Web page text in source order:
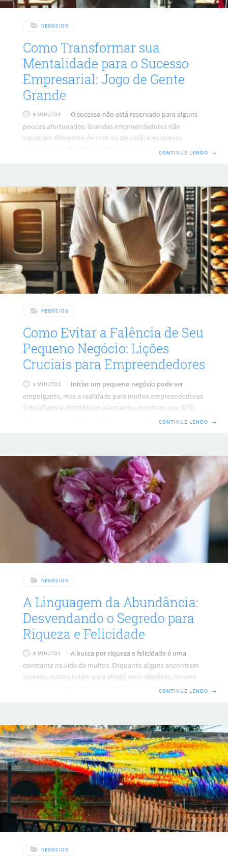
NEGÓCIOS
Como Transformar sua
Mentalidade para o Sucesso
Empresarial: Jogo de Gente
Grande
5 MINUTOS
O sucesso não está reservado para alguns
poucos afortunados. Grandes empreendedores não
nasceram diferentes de mim ou de você; eles apenas
decidiram ser diferentes. Entrar no mundo dos negócios
Isso exige uma mudança profunda na forma de pensar, agir
e sentir. A Mentalidade Vencedora Se você quer prosperar
em meses o que não prosperou
CONTINUE LENDO →
NEGÓCIOS
Como Evitar a Falência de Seu
Pequeno Negócio: Lições
Cruciais para Empreendedores
5 MINUTOS
Iniciar um pequeno negócio pode ser
empolgante, mas a realidade para muitos empreendedores
é desafiadora. Estatísticas alarmantes mostram que 50%
dos pequenos negócios falham no primeiro ano e, para
seu próprio negócio ou já o fez, mas se sente
sobrecarregado e preso, este artigo é para você. Vamos
explorar como criar um negócio que
CONTINUE LENDO →
NEGÓCIOS
A Linguagem da Abundância:
Desvendando o Segredo para
Riqueza e Felicidade
5 MINUTOS
A busca por riqueza e felicidade é uma
constante na vida de muitos. Enquanto alguns encontram
sucesso, outros lutam para atingir seus objetivos, mesmo
com muito esforço. O que muitos não percebem é que a
transformar sua vida. O Que é a Linguagem da Abundância?
A Linguagem da Abundância refere-se à forma como
utilizamos nossas palavras
CONTINUE LENDO →
NEGÓCIOS